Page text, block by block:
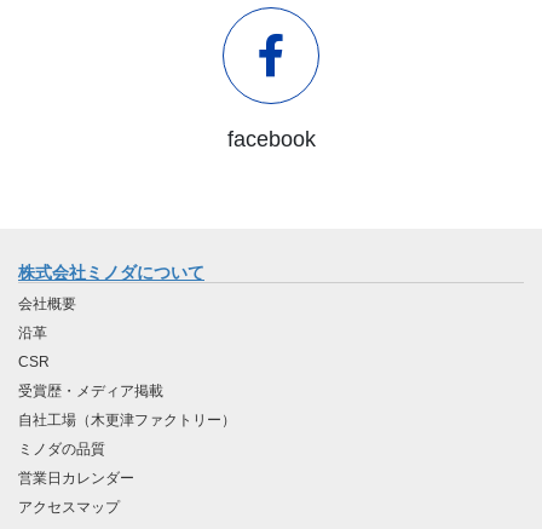
facebook
株式会社ミノダについて
会社概要
沿革
CSR
受賞歴・メディア掲載
自社工場（木更津ファクトリー）
ミノダの品質
営業日カレンダー
アクセスマップ